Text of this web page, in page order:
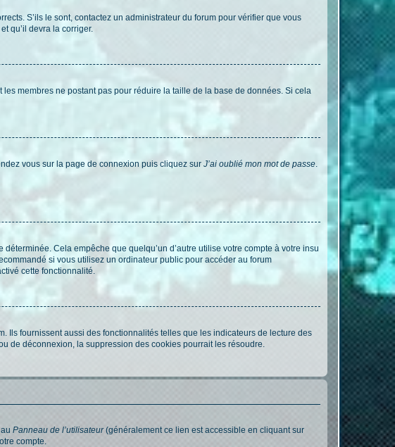
S’ils le sont, contactez un administrateur du forum pour vérifier que vous
qu’il devra la corriger.
membres ne postant pas pour réduire la taille de la base de données. Si cela
vous sur la page de connexion puis cliquez sur J’ai oublié mon mot de passe
Cela empêche que quelqu’un d’autre utilise votre compte à votre insu
si vous utilisez un ordinateur public pour accéder au forum
cette fonctionnalité.
Ils fournissent aussi des fonctionnalités telles que les indicateurs de lecture des
de déconnexion, la suppression des cookies pourrait les résoudre.
Panneau de l’utilisateur(généralement ce lien est accessible en cliquant sur
compte.